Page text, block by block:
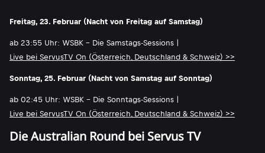
Freitag, 23. Februar (Nacht von Freitag auf Samstag)
ab 23:55 Uhr: WSBK - Die Samstags-Sessions |
Live bei ServusTV On (Österreich, Deutschland & Schweiz) >>
Sonntag, 25. Februar (Nacht von Samstag auf Sonntag)
ab 02:45 Uhr: WSBK - Die Sonntags-Sessions |
Live bei ServusTV On (Österreich, Deutschland & Schweiz) >>
Die Australian Round bei Servus TV